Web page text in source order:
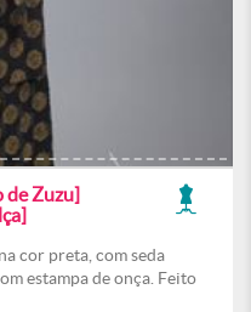
de Zuzu]
cor preta, com seda
estampa de onça. Feito